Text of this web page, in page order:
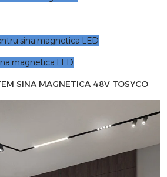
sina magnetica LED
magnetica LED
SINA MAGNETICA 48V TOSYCO